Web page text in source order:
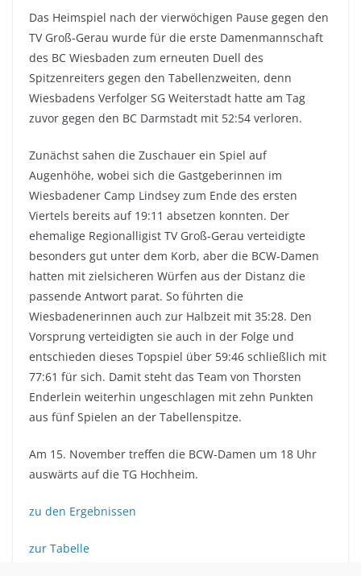
Das Heimspiel nach der vierwöchigen Pause gegen den
TV Groß-Gerau wurde für die erste Damenmannschaft
des BC Wiesbaden zum erneuten Duell des
Spitzenreiters gegen den Tabellenzweiten, denn
Wiesbadens Verfolger SG Weiterstadt hatte am Tag
zuvor gegen den BC Darmstadt mit 52:54 verloren.
Zunächst sahen die Zuschauer ein Spiel auf
Augenhöhe, wobei sich die Gastgeberinnen im
Wiesbadener Camp Lindsey zum Ende des ersten
Viertels bereits auf 19:11 absetzen konnten. Der
ehemalige Regionalligist TV Groß-Gerau verteidigte
besonders gut unter dem Korb, aber die BCW-Damen
hatten mit zielsicheren Würfen aus der Distanz die
passende Antwort parat. So führten die
Wiesbadenerinnen auch zur Halbzeit mit 35:28. Den
Vorsprung verteidigten sie auch in der Folge und
entschieden dieses Topspiel über 59:46 schließlich mit
77:61 für sich. Damit steht das Team von Thorsten
Enderlein weiterhin ungeschlagen mit zehn Punkten
aus fünf Spielen an der Tabellenspitze.
Am 15. November treffen die BCW-Damen um 18 Uhr
auswärts auf die TG Hochheim.
zu den Ergebnissen
zur Tabelle